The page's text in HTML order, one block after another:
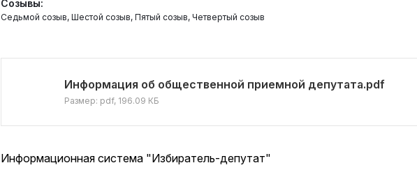
Созывы:
Седьмой созыв, Шестой созыв, Пятый созыв, Четвертый созыв
Информация об общественной приемной депутата.pdf
Размер: pdf, 196.09 КБ
Информационная система "Избиратель-депутат"